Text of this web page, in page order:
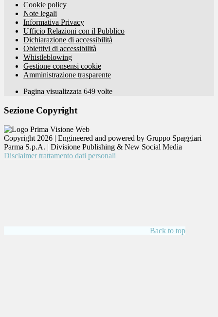
Cookie policy
Note legali
Informativa Privacy
Ufficio Relazioni con il Pubblico
Dichiarazione di accessibilità
Obiettivi di accessibilità
Whistleblowing
Gestione consensi cookie
Amministrazione trasparente
Pagina visualizzata 649 volte
Sezione Copyright
Copyright 2026 | Engineered and powered by Gruppo Spaggiari
Parma S.p.A. | Divisione Publishing & New Social Media
Disclaimer trattamento dati personali
Back to top